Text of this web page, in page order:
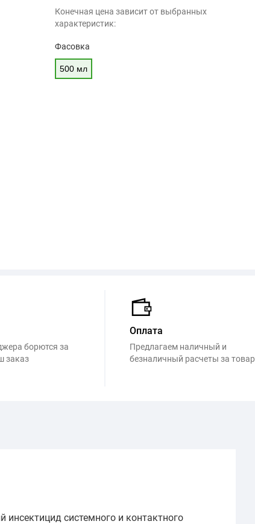
Конечная цена зависит от выбранных
характеристик:
Фасовка
500 мл
борются за
заказ
Оплата
Предлагаем наличный и
безналичный расчеты за товар
системного и контактного